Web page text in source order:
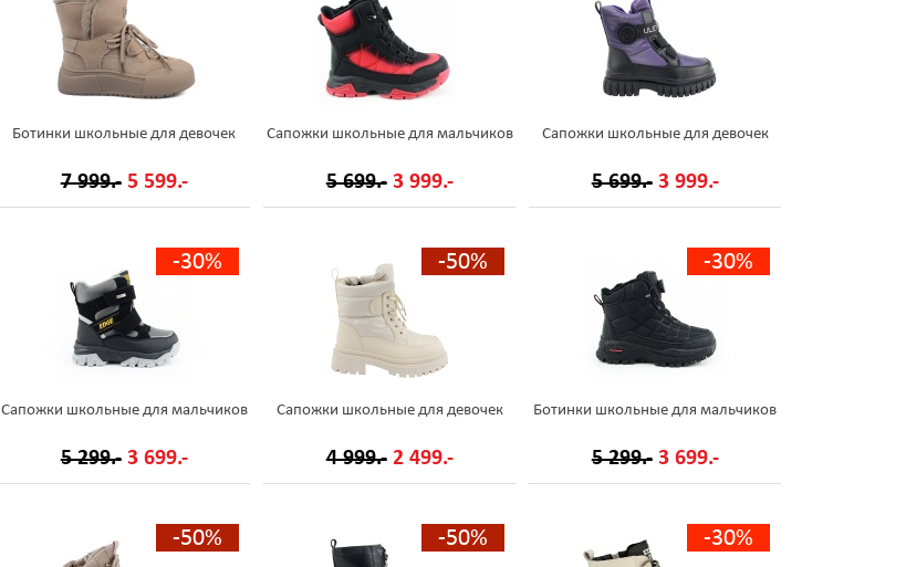
Ботинки школьные для девочек
7 999.- 5 599.-
Сапожки школьные для мальчиков
5 699.- 3 999.-
Сапожки школьные для девочек
5 699.- 3 999.-
-30%
Сапожки школьные для мальчиков
5 299.- 3 699.-
-50%
Сапожки школьные для девочек
4 999.- 2 499.-
-30%
Ботинки школьные для мальчиков
5 299.- 3 699.-
-50% -50% -30%